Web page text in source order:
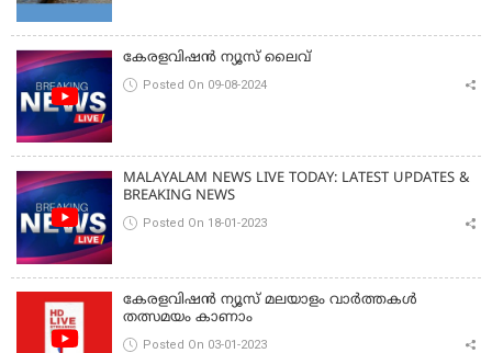
കേരളവിഷൻ ന്യൂസ് ലൈവ്
Posted On 09-08-2024
MALAYALAM NEWS LIVE TODAY: LATEST UPDATES &
BREAKING NEWS
Posted On 18-01-2023
കേരളവിഷൻ ന്യൂസ് മലയാളം വാർത്തകൾ
തത്സമയം കാണാം
Posted On 03-01-2023